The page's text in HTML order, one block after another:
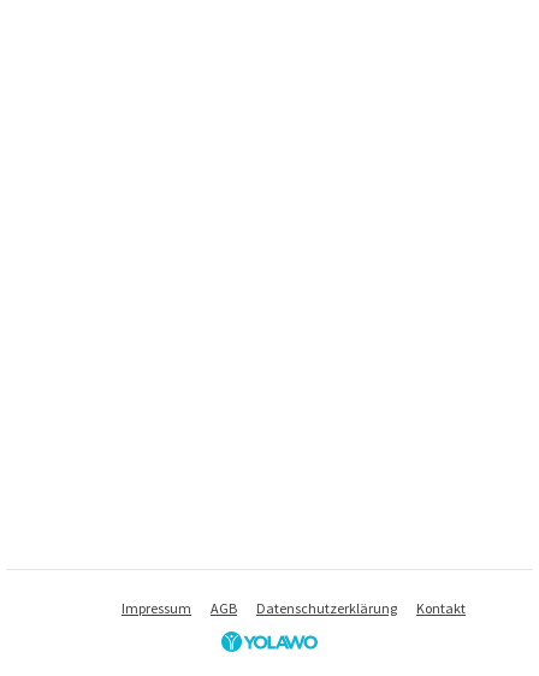
Impressum AGB Datenschutzerklärung Kontakt